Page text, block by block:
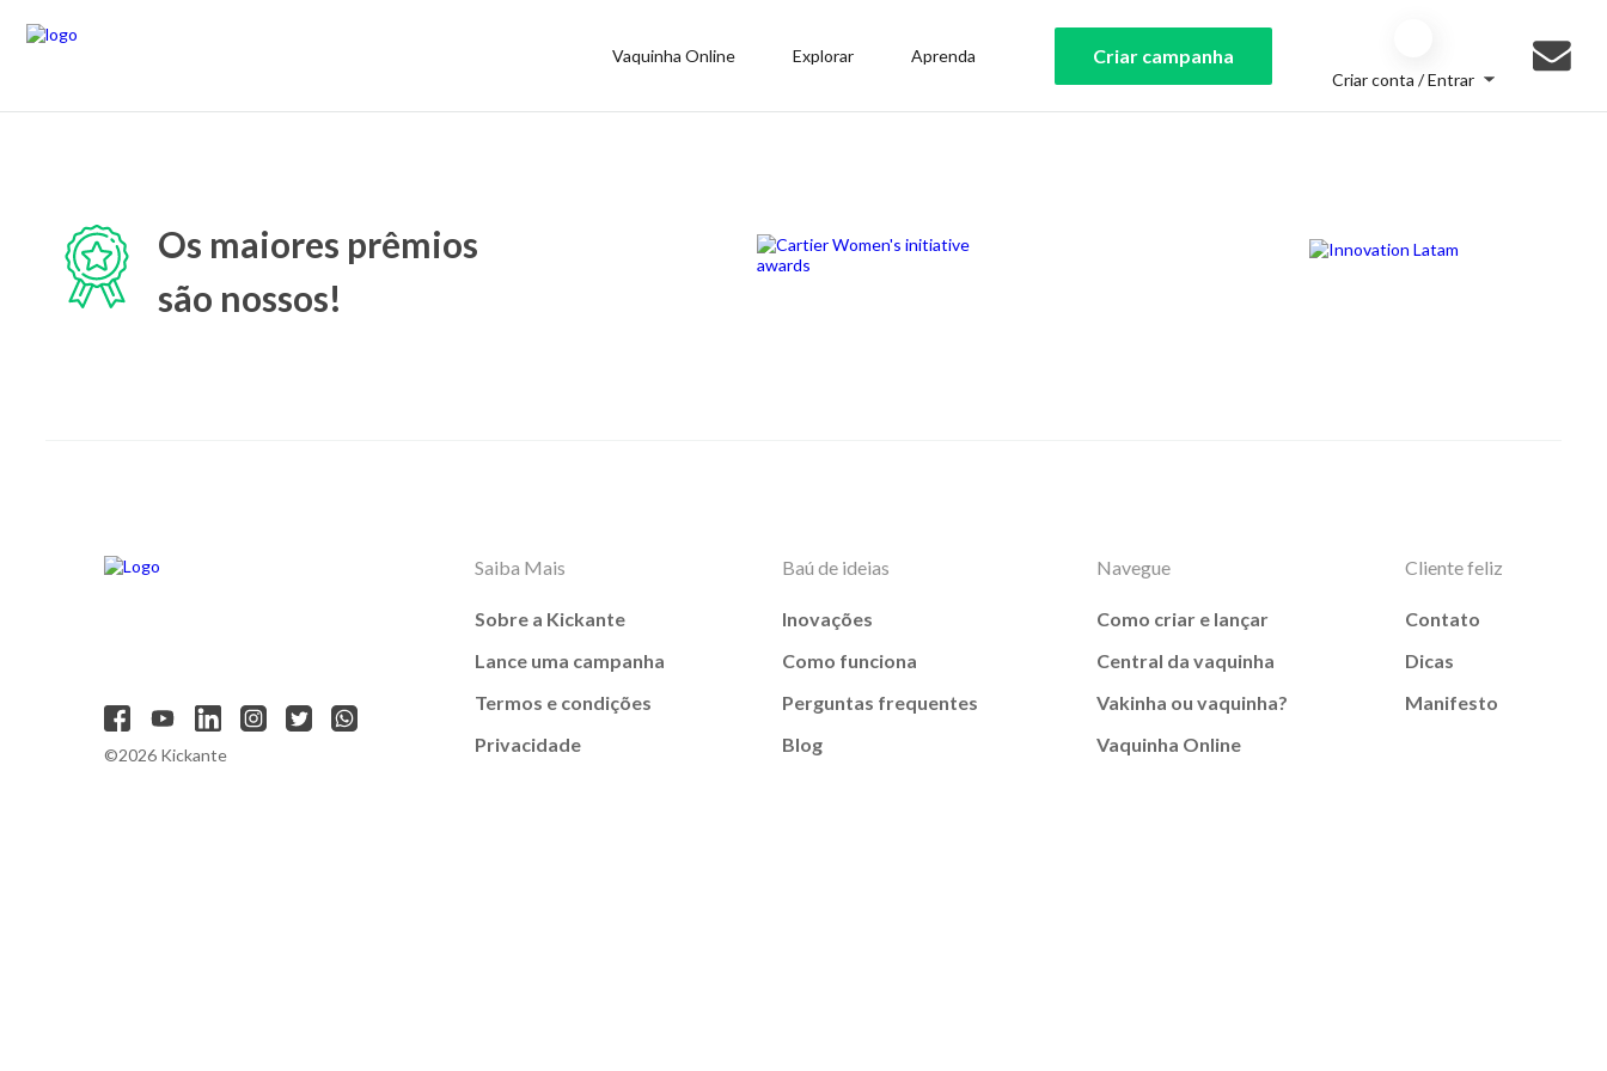
Vaquinha Online Explorar Aprenda Criar campanha
Criar conta / Entrar
Os maiores prêmios
são nossos!
©2026 Kickante
Saiba Mais
Sobre a Kickante
Lance uma campanha
Termos e condições
Privacidade
Baú de ideias
Inovações
Como funciona
Perguntas frequentes
Blog
Navegue
Como criar e lançar
Central da vaquinha
Vakinha ou vaquinha?
Vaquinha Online
Cliente feliz
Contato
Dicas
Manifesto